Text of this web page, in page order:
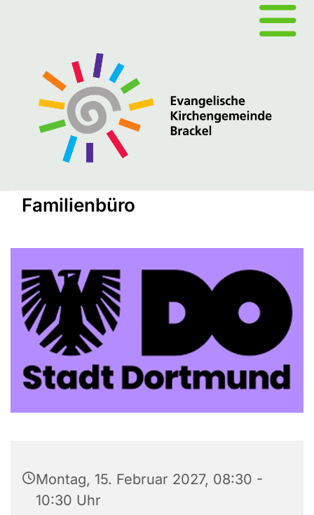
Familienbüro
Montag, 15. Februar 2027, 08:30 -
10:30 Uhr